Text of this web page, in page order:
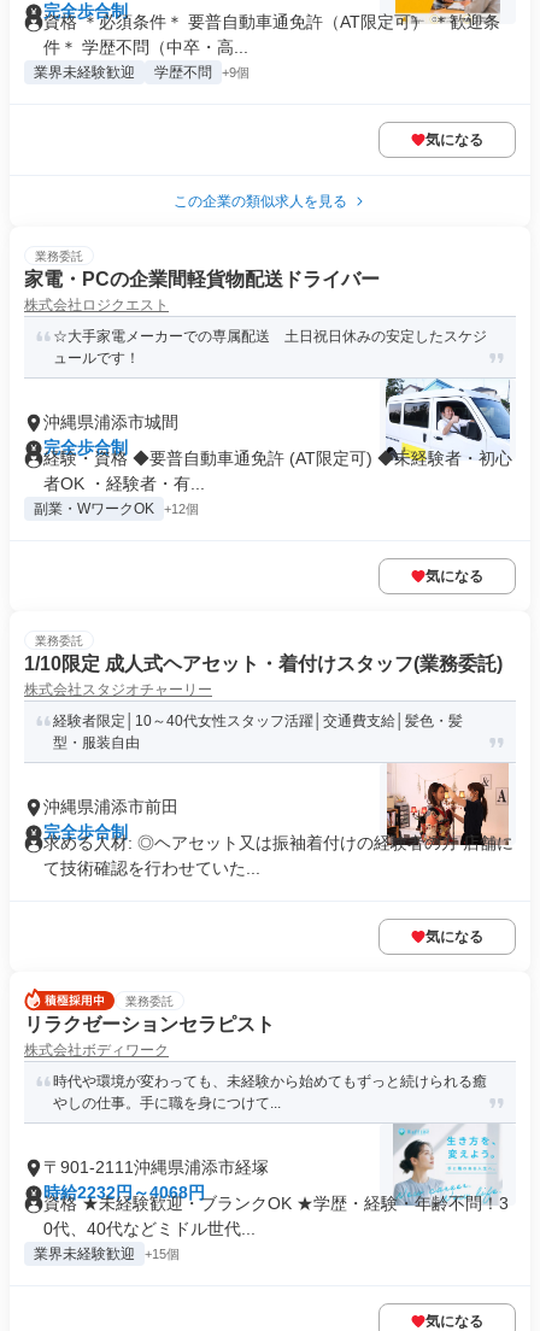
完全歩合制
資格 ＊必須条件＊ 要普自動車通免許（AT限定可） ＊歓迎条
件＊ 学歴不問（中卒・高...
業界未経験歓迎 学歴不問 +9個
気になる
この企業の類似求人を見る
業務委託
家電・PCの企業間軽貨物配送ドライバー
株式会社ロジクエスト
☆大手家電メーカーでの専属配送 土日祝日休みの安定したスケジ
ュールです！
沖縄県浦添市城間
完全歩合制
経験・資格 ◆要普自動車通免許 (AT限定可) ◆未経験者・初心
者OK ・経験者・有...
副業・WワークOK +12個
気になる
業務委託
1/10限定 成人式ヘアセット・着付けスタッフ(業務委託)
株式会社スタジオチャーリー
経験者限定│10～40代女性スタッフ活躍│交通費支給│髪色・髪
型・服装自由
沖縄県浦添市前田
完全歩合制
求める人材: ◎ヘアセット又は振袖着付けの経験者の方 店舗に
て技術確認を行わせていた...
気になる
業務委託
リラクゼーションセラピスト
株式会社ボディワーク
時代や環境が変わっても、未経験から始めてもずっと続けられる癒
やしの仕事。手に職を身につけて...
〒901-2111沖縄県浦添市経塚
時給2232円～4068円
資格 ★未経験歓迎・ブランクOK ★学歴・経験・年齢不問！3
0代、40代などミドル世代...
業界未経験歓迎 +15個
気になる